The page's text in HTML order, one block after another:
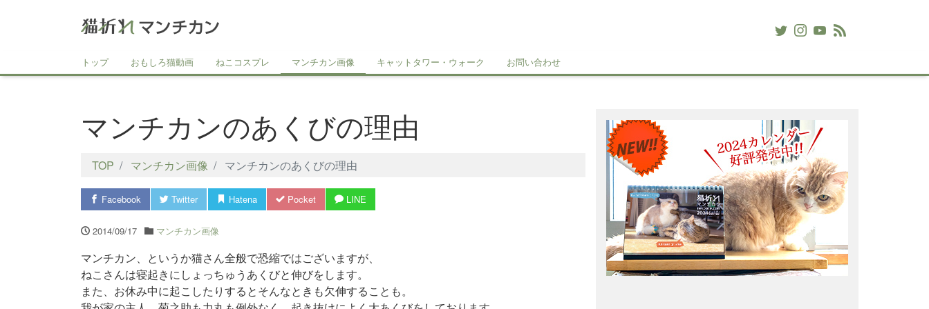
トップ おもしろ猫動画 ねこコスプレ マンチカン画像 キャットタワー・ウォーク お問い合わせ
マンチカンのあくびの理由
TOP マンチカン画像 マンチカンのあくびの理由
Facebook Twitter Hatena Pocket LINE
2014/09/17 マンチカン画像
マンチカン、というか猫さん全般で恐縮ではございますが、
ねこさんは寝起きにしょっちゅうあくびと伸びをします。
また、お休み中に起こしたりするとそんなときも欠伸することも。